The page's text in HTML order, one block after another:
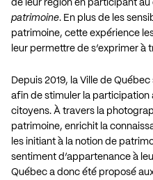
de leur région en participant au
patrimoine. En plus de les
patrimoine, cette expérience
leur permettre de s’exprimer
Depuis 2019, la Ville de
afin de stimuler la participation
citoyens. À travers la
patrimoine, enrichit la
les initiant à la notion de
sentiment d’appartenance à
Québec a donc été proposé